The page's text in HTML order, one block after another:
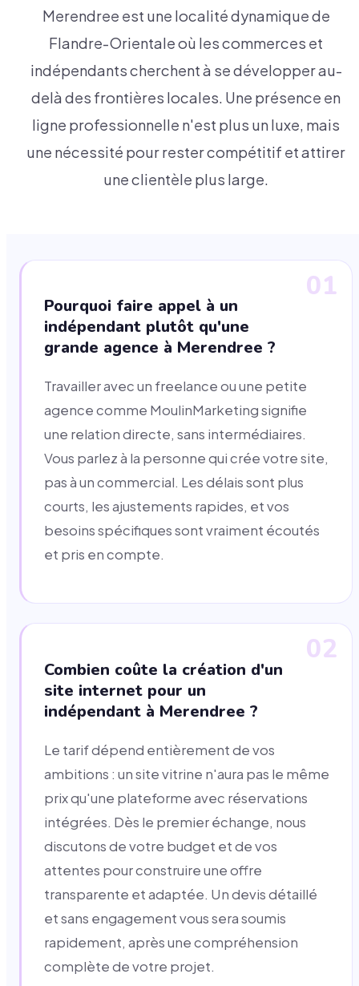
Merendree est une localité dynamique de
Flandre-Orientale où les commerces et
indépendants cherchent à se développer au-
delà des frontières locales. Une présence en
ligne professionnelle n'est plus un luxe, mais
une nécessité pour rester compétitif et attirer
une clientèle plus large.
01
Pourquoi faire appel à un
indépendant plutôt qu'une
grande agence à Merendree ?
Travailler avec un freelance ou une petite
agence comme MoulinMarketing signifie
une relation directe, sans intermédiaires.
Vous parlez à la personne qui crée votre site,
pas à un commercial. Les délais sont plus
courts, les ajustements rapides, et vos
besoins spécifiques sont vraiment écoutés
et pris en compte.
02
Combien coûte la création d'un
site internet pour un
indépendant à Merendree ?
Le tarif dépend entièrement de vos
ambitions : un site vitrine n'aura pas le même
prix qu'une plateforme avec réservations
intégrées. Dès le premier échange, nous
discutons de votre budget et de vos
attentes pour construire une offre
transparente et adaptée. Un devis détaillé
et sans engagement vous sera soumis
rapidement, après une compréhension
complète de votre projet.